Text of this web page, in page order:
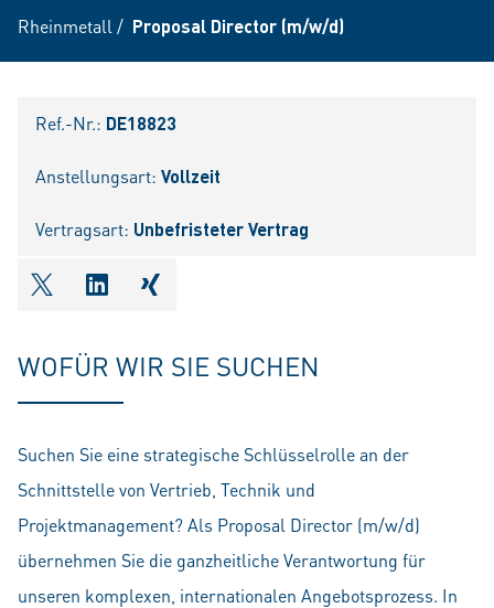
Rheinmetall / Proposal Director (m/w/d)
Ref.-Nr.: DE18823
Anstellungsart: Vollzeit
Vertragsart: Unbefristeter Vertrag
shareOntwitter
shareOnlinkedIn
shareOnxing
WOFÜR WIR SIE SUCHEN
Suchen Sie eine strategische Schlüsselrolle an der
Schnittstelle von Vertrieb, Technik und
Projektmanagement? Als Proposal Director (m/w/d)
übernehmen Sie die ganzheitliche Verantwortung für
unseren komplexen, internationalen Angebotsprozess. In